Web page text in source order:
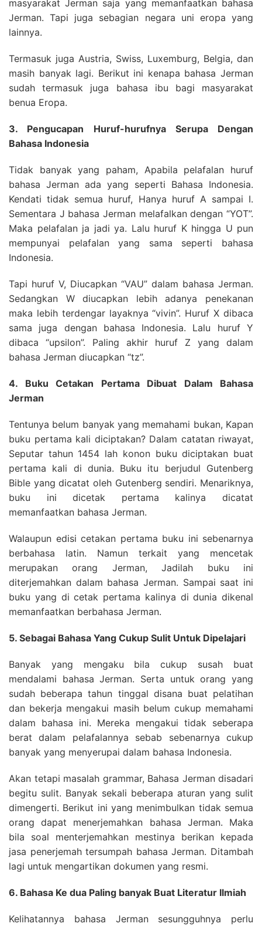
masyarakat Jerman saja yang memanfaatkan bahasa
Jerman. Tapi juga sebagian negara uni eropa yang
lainnya.
Termasuk juga Austria, Swiss, Luxemburg, Belgia, dan
masih banyak lagi. Berikut ini kenapa bahasa Jerman
sudah termasuk juga bahasa ibu bagi masyarakat
benua Eropa.
3. Pengucapan Huruf-hurufnya Serupa Dengan
Bahasa Indonesia
Tidak banyak yang paham, Apabila pelafalan huruf
bahasa Jerman ada yang seperti Bahasa Indonesia.
Kendati tidak semua huruf, Hanya huruf A sampai I.
Sementara J bahasa Jerman melafalkan dengan “YOT”.
Maka pelafalan ja jadi ya. Lalu huruf K hingga U pun
mempunyai pelafalan yang sama seperti bahasa
Indonesia.
Tapi huruf V, Diucapkan “VAU” dalam bahasa Jerman.
Sedangkan W diucapkan lebih adanya penekanan
maka lebih terdengar layaknya “vivin”. Huruf X dibaca
sama juga dengan bahasa Indonesia. Lalu huruf Y
dibaca “upsilon”. Paling akhir huruf Z yang dalam
bahasa Jerman diucapkan “tz”.
4. Buku Cetakan Pertama Dibuat Dalam Bahasa
Jerman
Tentunya belum banyak yang memahami bukan, Kapan
buku pertama kali diciptakan? Dalam catatan riwayat,
Seputar tahun 1454 lah konon buku diciptakan buat
pertama kali di dunia. Buku itu berjudul Gutenberg
Bible yang dicatat oleh Gutenberg sendiri. Menariknya,
buku ini dicetak pertama kalinya dicatat
memanfaatkan bahasa Jerman.
Walaupun edisi cetakan pertama buku ini sebenarnya
berbahasa latin. Namun terkait yang mencetak
merupakan orang Jerman, Jadilah buku ini
diterjemahkan dalam bahasa Jerman. Sampai saat ini
buku yang di cetak pertama kalinya di dunia dikenal
memanfaatkan berbahasa Jerman.
5. Sebagai Bahasa Yang Cukup Sulit Untuk Dipelajari
Banyak yang mengaku bila cukup susah buat
mendalami bahasa Jerman. Serta untuk orang yang
sudah beberapa tahun tinggal disana buat pelatihan
dan bekerja mengakui masih belum cukup memahami
dalam bahasa ini. Mereka mengakui tidak seberapa
berat dalam pelafalannya sebab sebenarnya cukup
banyak yang menyerupai dalam bahasa Indonesia.
Akan tetapi masalah grammar, Bahasa Jerman disadari
begitu sulit. Banyak sekali beberapa aturan yang sulit
dimengerti. Berikut ini yang menimbulkan tidak semua
orang dapat menerjemahkan bahasa Jerman. Maka
bila soal menterjemahkan mestinya berikan kepada
jasa penerjemah tersumpah bahasa Jerman. Ditambah
lagi untuk mengartikan dokumen yang resmi.
6. Bahasa Ke dua Paling banyak Buat Literatur Ilmiah
Kelihatannya bahasa Jerman sesungguhnya perlu